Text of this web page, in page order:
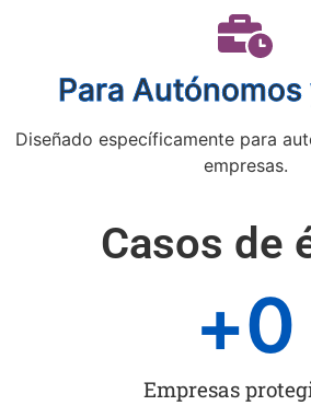
Para Autónomos
Diseñado específicamente para
empresas.
Casos de
Empresas
+0